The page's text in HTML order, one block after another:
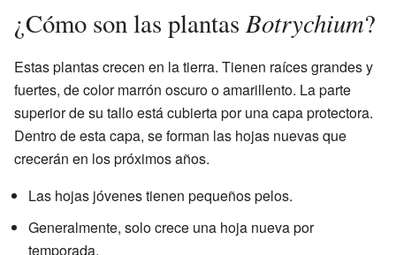
¿Cómo son las plantasBotrychium?
Estas plantas crecen en la tierra. Tienen raíces grandes y
fuertes, de color marrón oscuro o amarillento. La parte
superior de su tallo está cubierta por una capa protectora.
Dentro de esta capa, se forman las hojas nuevas que
crecerán en los próximos años.
Las hojas jóvenes tienen pequeños pelos.
Generalmente, solo crece una hoja nueva por
temporada.